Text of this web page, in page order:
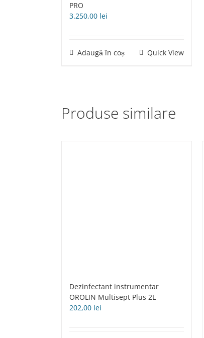
PRO
3.250,00 lei
Adaugă în coș Quick View
Produse similare
Dezinfectant instrumentar
OROLIN Multisept Plus 2L
202,00 lei